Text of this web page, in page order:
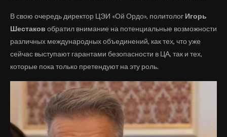
В свою очередь директор ЦЭИ «Ой Ордо», политолог Игорь
Шестаков обратил внимание на потенциальные возможности
различных международных объединений, как тех, что уже
сейчас выступают гарантами безопасности в ЦА, так и тех,
которые пока только претендуют на эту роль.